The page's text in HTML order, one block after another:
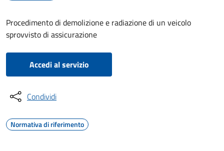
Procedimento di demolizione e radiazione di un veicolo
sprovvisto di assicurazione
Accedi al servizio
Condividi
Normativa di riferimento